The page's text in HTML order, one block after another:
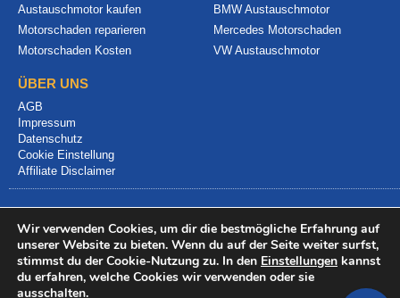
Austauschmotor kaufen
Motorschaden reparieren
Motorschaden Kosten
BMW Austauschmotor
Mercedes Motorschaden
VW Austauschmotor
ÜBER UNS
AGB
Impressum
Datenschutz
Cookie Einstellung
Affiliate Disclaimer
© 2024 info@motorschadenvergleich.de
Wir verwenden Cookies, um dir die bestmögliche Erfahrung auf
unserer Website zu bieten. Wenn du auf der Seite weiter surfst,
stimmst du der Cookie-Nutzung zu. In den Einstellungen kannst
du erfahren, welche Cookies wir verwenden oder sie
ausschalten.